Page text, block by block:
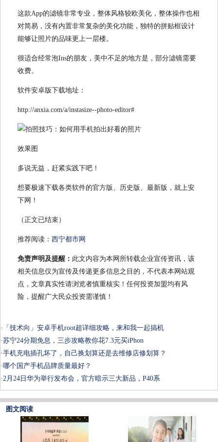
这款App的滤镜非常专业，整体风格较欧美化，整体操作也相
对简易，没有内置非常复杂的美化功能，独特的拼贴框设计
能够让照片的品味更上一层楼。
很适合经常泡Ins的朋友，美中不足的地方是，部分滤镜需要
收费。
软件安卓版下载地址：
http://anxia.com/a/instasize--photo-editor#
效果图
多说无益，赶紧实践下吧！
想要极速下载各类软件的官方版、历史版、最新版，就上安
下网！
（正文已结束）
推荐阅读： 西宁都市网
免责声明及提醒： 此文内容为本网所转载企业宣传资讯，该
相关信息仅为宣传及传递更多信息之目的，不代表本网站观
点，文章真实性请浏览者慎重核实！任何投资加盟均有风
险，提醒广大民众投资需谨慎！
·
「技术向」安卓手机root超详细攻略，来和我一起搞机
·苏宁24分期免息，三步攻略教你花7.3元买iPhon
·手机充电插孔坏了，自己换划算还是去维修店修划算？
·哪个国产手机品牌质量最好？
·2月24日华为举行发布会，官方暗示三大新品，P40系
图文阅读